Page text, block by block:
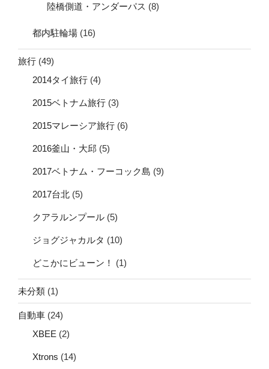
陸橋側道・アンダーパス (8)
都内駐輪場 (16)
旅行 (49)
2014タイ旅行 (4)
2015ベトナム旅行 (3)
2015マレーシア旅行 (6)
2016釜山・大邱 (5)
2017ベトナム・フーコック島 (9)
2017台北 (5)
クアラルンプール (5)
ジョグジャカルタ (10)
どこかにビューン！ (1)
未分類 (1)
自動車 (24)
XBEE (2)
Xtrons (14)